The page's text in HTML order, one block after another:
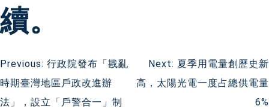
續。
文
章
Previous: 行政院發布「戡亂
時期臺灣地區戶政改進辦
法」，設立「戶警合一」制
Next: 夏季用電量創歷史新
高，太陽光電一度占總供電量
6%